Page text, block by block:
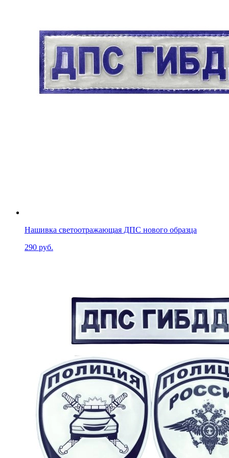
Нашивка светоотражающая ДПС нового образца
290 руб.